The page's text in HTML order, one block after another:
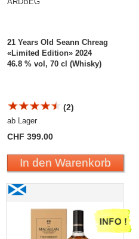
21 Years Old Seann Chreag
«Limited Edition» 2024
46.8 % vol, 70 cl (Whisky)
(2)
ab Lager
CHF 399.00
In den Warenkorb